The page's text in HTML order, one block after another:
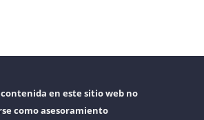
en este sitio web no
como asesoramiento